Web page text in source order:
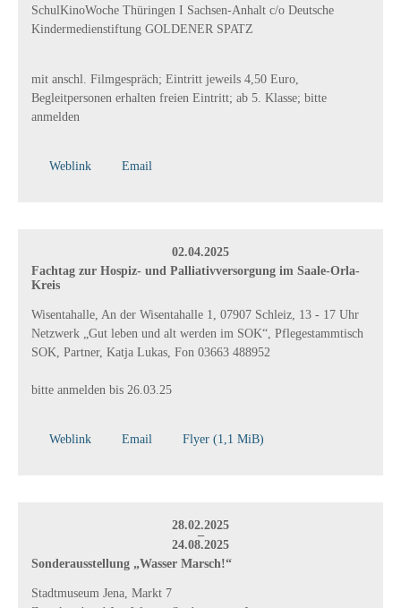
28.02.2025
–
24.08.2025
Sonderausstellung „Wasser Marsch!“
Stadtmuseum Jena, Markt 7
SchulKinoWoche Thüringen I Sachsen-Anhalt c/o Deutsche
Kindermedienstiftung GOLDENER SPATZ
mit anschl. Filmgespräch; Eintritt jeweils 4,50 Euro,
Begleitpersonen erhalten freien Eintritt; ab 5. Klasse; bitte
anmelden
Weblink Email
02.04.2025
Fachtag zur Hospiz- und Palliativversorgung im Saale-Orla-
Kreis
Wisentahalle, An der Wisentahalle 1, 07907 Schleiz, 13 - 17 Uhr
Netzwerk „Gut leben und alt werden im SOK“, Pflegestammtisch
SOK, Partner, Katja Lukas, Fon 03663 488952
bitte anmelden bis 26.03.25
Weblink Email Flyer (1,1 MiB)